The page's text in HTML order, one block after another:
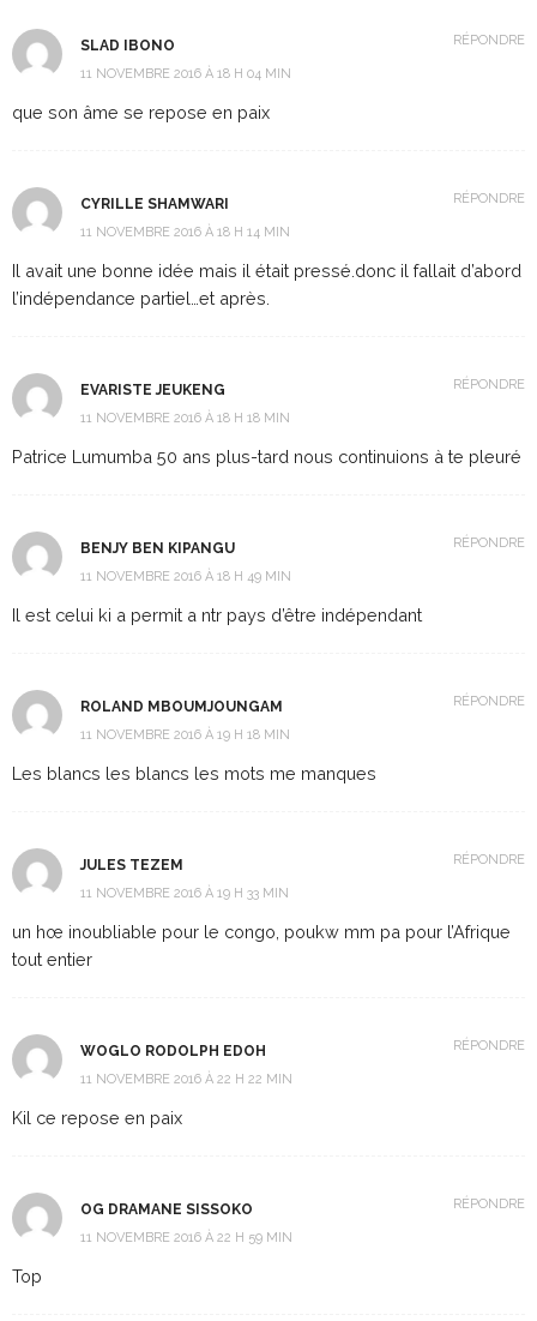
SLAD IBONO
11 NOVEMBRE 2016 À 18 H 04 MIN
que son âme se repose en paix
RÉPONDRE
CYRILLE SHAMWARI
11 NOVEMBRE 2016 À 18 H 14 MIN
Il avait une bonne idée mais il était pressé.donc il fallait d’abord
l’indépendance partiel…et après.
RÉPONDRE
EVARISTE JEUKENG
11 NOVEMBRE 2016 À 18 H 18 MIN
Patrice Lumumba 50 ans plus-tard nous continuions à te pleuré
RÉPONDRE
BENJY BEN KIPANGU
11 NOVEMBRE 2016 À 18 H 49 MIN
Il est celui ki a permit a ntr pays d’être indépendant
RÉPONDRE
ROLAND MBOUMJOUNGAM
11 NOVEMBRE 2016 À 19 H 18 MIN
Les blancs les blancs les mots me manques
RÉPONDRE
JULES TEZEM
11 NOVEMBRE 2016 À 19 H 33 MIN
un hœ inoubliable pour le congo, poukw mm pa pour l’Afrique
tout entier
RÉPONDRE
WOGLO RODOLPH EDOH
11 NOVEMBRE 2016 À 22 H 22 MIN
Kil ce repose en paix
RÉPONDRE
OG DRAMANE SISSOKO
11 NOVEMBRE 2016 À 22 H 59 MIN
Top
RÉPONDRE